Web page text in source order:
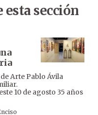
sección
Arte Pablo Ávila
10 de agosto 35 años